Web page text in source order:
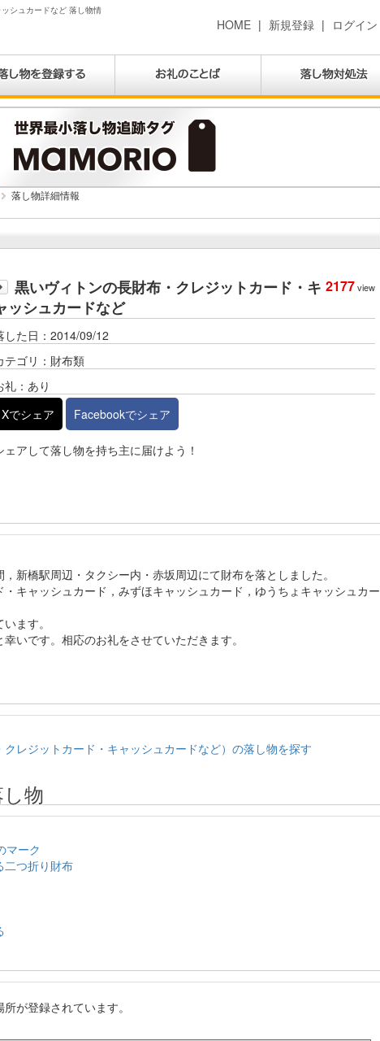
シュカードなど 落し物情
HOME | 新規登録 | ログイン
落し物詳細情報
2177view
黒いヴィトンの長財布・クレジットカード・キ
ッシュカードなど
した日：2014/09/12
テゴリ：財布類
礼：あり
Xでシェア
Facebookでシェア
ェアして落し物を持ち主に届けよう！
新橋駅周辺・タクシー内・赤坂周辺にて財布を落としました。
キャッシュカード，みずほキャッシュカード，ゆうちょキャッシュカー
ます。
いです。相応のお礼をさせていただきます。
レジットカード・キャッシュカードなど）の落し物を探す
物
マーク
二つ折り財布
が登録されています。